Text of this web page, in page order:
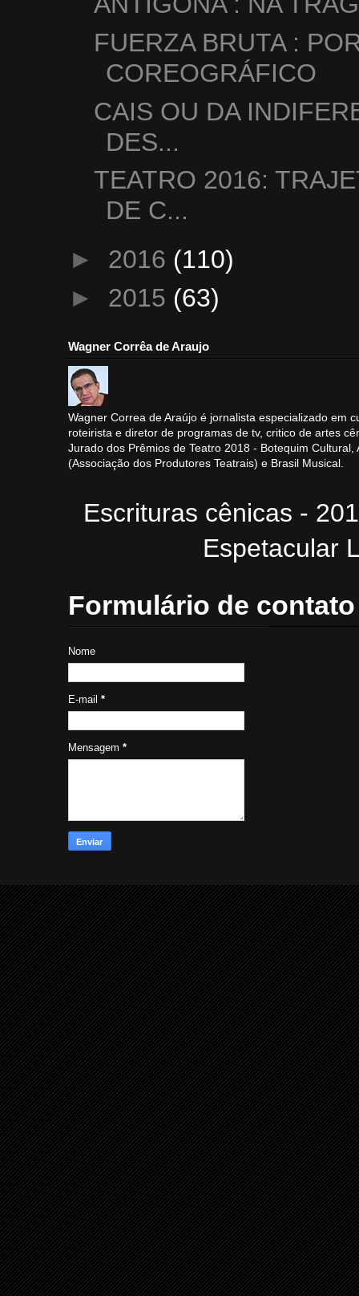
FUERZA BRUTA :
COREOGRÁFICO
CAIS OU DA
DES...
TEATRO 2016:
DE C...
► 2016 (110)
► 2015 (63)
Wagner Corrêa de Araujo
Wagner Correa de Araújo é jornalista especializado em
roteirista e diretor de programas de tv, critico de artes
Jurado dos Prêmios de Teatro 2018 - Botequim Cultural,
(Associação dos Produtores Teatrais) e Brasil Musical.
Escrituras cênicas -
Espetacular
Formulário de contato
Nome
E-mail *
Mensagem *